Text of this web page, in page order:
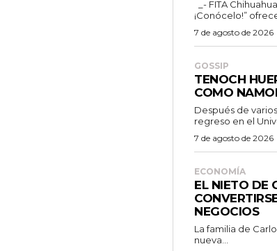
¡Conócelo!”
7 de agosto de 2026
GOSSIP
TENOCH
COMO
Después de
regreso en el
7 de agosto de 2026
ECONOMÍA
EL NIETO DE
NEGOCIOS
La familia de
nueva...